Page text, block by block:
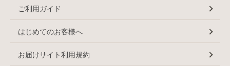
ご利用ガイド
はじめてのお客様へ
お届けサイト利用規約